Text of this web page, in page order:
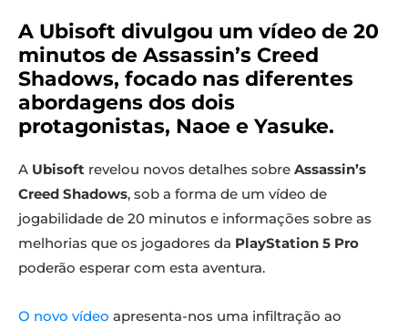
A Ubisoft divulgou um vídeo de 20
minutos de Assassin’s Creed
Shadows, focado nas diferentes
abordagens dos dois
protagonistas, Naoe e Yasuke.
A Ubisoft revelou novos detalhes sobre Assassin’s
Creed Shadows, sob a forma de um vídeo de
jogabilidade de 20 minutos e informações sobre as
melhorias que os jogadores da PlayStation 5 Pro
poderão esperar com esta aventura.
O novo vídeo apresenta-nos uma infiltração ao